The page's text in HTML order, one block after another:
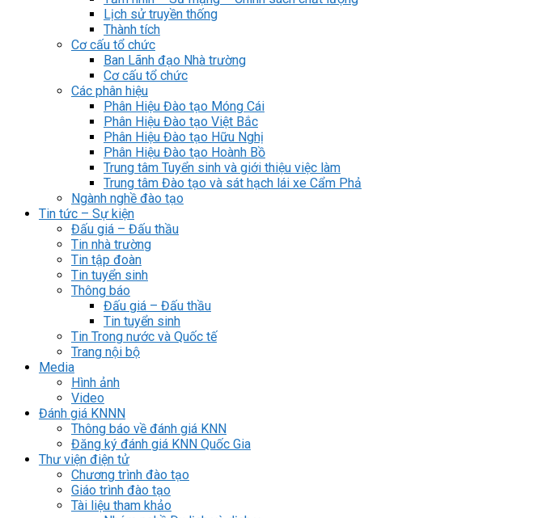
Lịch sử truyền thống
Thành tích
Cơ cấu tổ chức
Ban Lãnh đạo Nhà trường
Cơ cấu tổ chức
Các phân hiệu
Phân Hiệu Đào tạo Móng Cái
Phân Hiệu Đào tạo Việt Bắc
Phân Hiệu Đào tạo Hữu Nghị
Phân Hiệu Đào tạo Hoành Bồ
Trung tâm Tuyển sinh và giới thiệu việc làm
Trung tâm Đào tạo và sát hạch lái xe Cẩm Phả
Ngành nghề đào tạo
Tin tức – Sự kiện
Đấu giá – Đấu thầu
Tin nhà trường
Tin tập đoàn
Tin tuyển sinh
Thông báo
Đấu giá – Đấu thầu
Tin tuyển sinh
Tin Trong nước và Quốc tế
Trang nội bộ
Media
Hình ảnh
Video
Đánh giá KNNN
Thông báo về đánh giá KNN
Đăng ký đánh giá KNN Quốc Gia
Thư viện điện tử
Chương trình đào tạo
Giáo trình đào tạo
Tài liệu tham khảo